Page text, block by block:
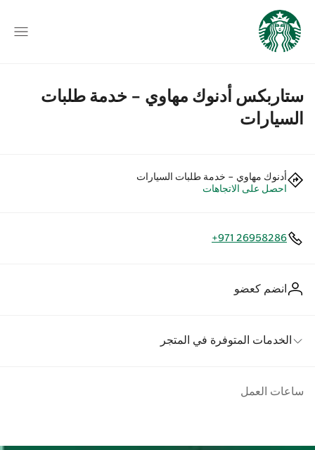
ستاربكس أدنوك مهاوي - خدمة طلبات
السيارات
أدنوك مهاوي - خدمة طلبات السيارات
احصل على الاتجاهات
+971 26958286
انضم كعضو
الخدمات المتوفرة في المتجر
ساعات العمل